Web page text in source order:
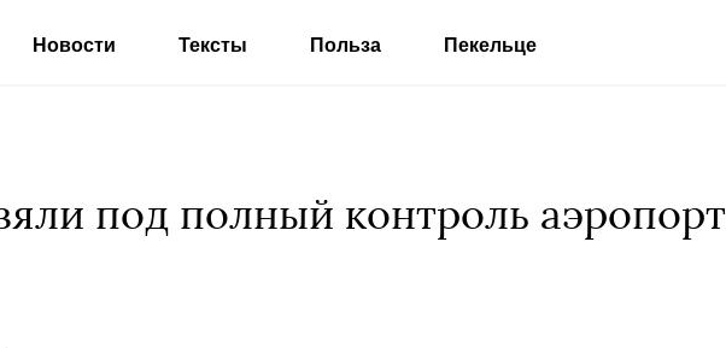
Новости Тексты Польза Пекельце
под полный контроль аэропорт